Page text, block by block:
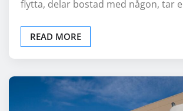
flytta, delar bostad med någon, tar
READ MORE